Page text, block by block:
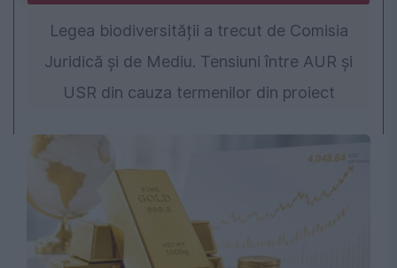
Legea biodiversității a trecut de Comisia
Juridică și de Mediu. Tensiuni între AUR și
USR din cauza termenilor din proiect